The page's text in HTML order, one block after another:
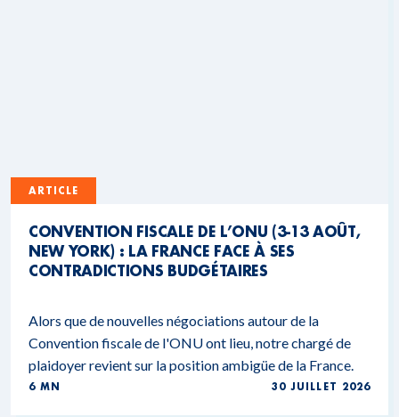
ARTICLE
CONVENTION FISCALE DE L’ONU (3-13 AOÛT,
NEW YORK) : LA FRANCE FACE À SES
CONTRADICTIONS BUDGÉTAIRES
Alors que de nouvelles négociations autour de la
Convention fiscale de l'ONU ont lieu, notre chargé de
plaidoyer revient sur la position ambigüe de la France.
6 MN 30 JUILLET 2026